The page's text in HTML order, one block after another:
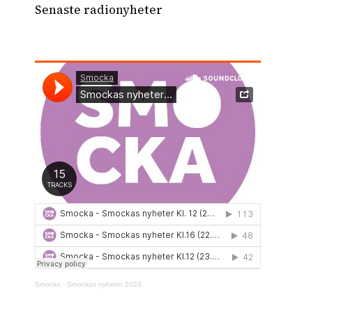
Senaste radionyheter
Smocka · Smockas nyheter 2024